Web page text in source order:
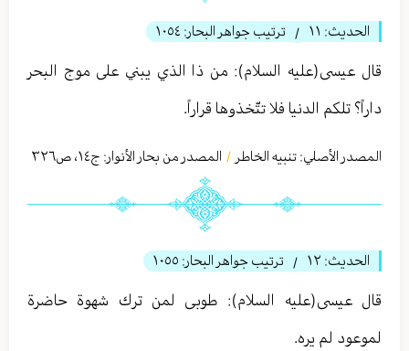
الحديث: ١١ / ترتيب جواهر البحار: ١٠٥٤
قال عيسى(عليه السلام): من ذا الذي يبني على موج البحر
داراً؟ تلكم الدنيا فلا تتّخذوها قراراً.
المصدر الأصلي: تنبیه الخاطر / المصدر من بحار الأنوار: ج١٤، ص٣٢٦
الحديث: ١٢ / ترتيب جواهر البحار: ١٠٥٥
قال عيسى(عليه السلام): طوبى لمن ترك شهوة حاضرة
لموعود لم يره.